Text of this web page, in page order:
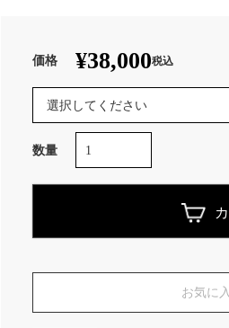
¥38,000税込
お気に